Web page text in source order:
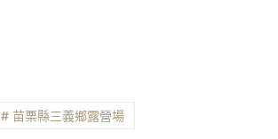
# 苗栗縣三義鄉露營場